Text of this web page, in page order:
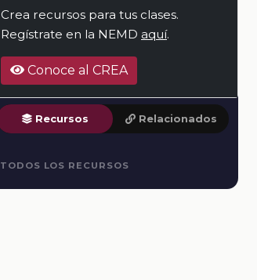
Crea recursos para tus clases.
Regístrate en la NEMD aquí.
Conoce al CREA
Recursos Relacionados
TODOS LOS RECURSOS